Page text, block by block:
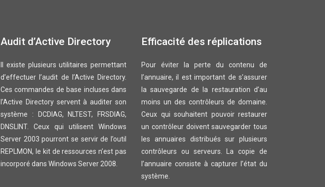
Audit d’Active Directory
Il existe plusieurs utilitaires permettant
d’effectuer l’audit de l’Active Directory.
Ces commandes de base incluses dans
l’Active Directory servent à auditer son
système : DCDIAG, NLTEST, FRSDIAG,
DNSLINT. Ceux qui utilisent Windows
Server 2003 pourront se servir de l’outil
REPLMON, le kit de ressources n’est pas
incorporé dans Windows Server 2008.
Efficacité des réplications
Pour éviter la perte du contenu de
l’annuaire, il est important de s’assurer
la sauvegarde de la restauration d’au
moins un des contrôleurs de domaine.
Ceux qui souhaitent pouvoir restaurer
un contrôleur doivent sauvegarder tous
les annuaires distribués sur plusieurs
contrôleurs ou serveurs. La copie de
l’annuaire consiste à capturer l’état du
système.